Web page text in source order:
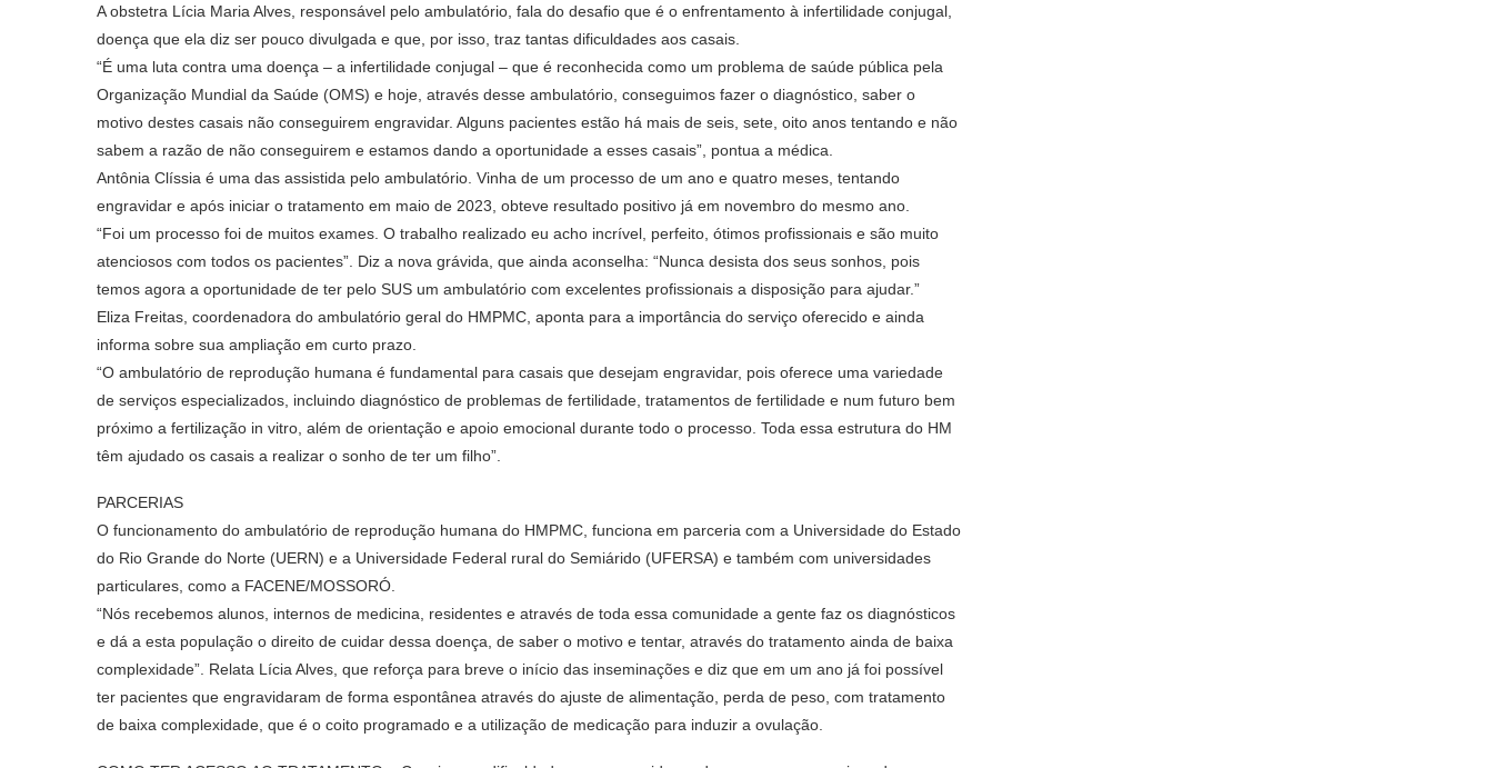
A obstetra Lícia Maria Alves, responsável pelo ambulatório, fala do desafio que é o enfrentamento à infertilidade conjugal,
doença que ela diz ser pouco divulgada e que, por isso, traz tantas dificuldades aos casais.
“É uma luta contra uma doença – a infertilidade conjugal – que é reconhecida como um problema de saúde pública pela
Organização Mundial da Saúde (OMS) e hoje, através desse ambulatório, conseguimos fazer o diagnóstico, saber o
motivo destes casais não conseguirem engravidar. Alguns pacientes estão há mais de seis, sete, oito anos tentando e não
sabem a razão de não conseguirem e estamos dando a oportunidade a esses casais”, pontua a médica.
Antônia Clíssia é uma das assistida pelo ambulatório. Vinha de um processo de um ano e quatro meses, tentando
engravidar e após iniciar o tratamento em maio de 2023, obteve resultado positivo já em novembro do mesmo ano.
“Foi um processo foi de muitos exames. O trabalho realizado eu acho incrível, perfeito, ótimos profissionais e são muito
atenciosos com todos os pacientes”. Diz a nova grávida, que ainda aconselha: “Nunca desista dos seus sonhos, pois
temos agora a oportunidade de ter pelo SUS um ambulatório com excelentes profissionais a disposição para ajudar.”
Eliza Freitas, coordenadora do ambulatório geral do HMPMC, aponta para a importância do serviço oferecido e ainda
informa sobre sua ampliação em curto prazo.
“O ambulatório de reprodução humana é fundamental para casais que desejam engravidar, pois oferece uma variedade
de serviços especializados, incluindo diagnóstico de problemas de fertilidade, tratamentos de fertilidade e num futuro bem
próximo a fertilização in vitro, além de orientação e apoio emocional durante todo o processo. Toda essa estrutura do HM
têm ajudado os casais a realizar o sonho de ter um filho”.
PARCERIAS
O funcionamento do ambulatório de reprodução humana do HMPMC, funciona em parceria com a Universidade do Estado
do Rio Grande do Norte (UERN) e a Universidade Federal rural do Semiárido (UFERSA) e também com universidades
particulares, como a FACENE/MOSSORÓ.
“Nós recebemos alunos, internos de medicina, residentes e através de toda essa comunidade a gente faz os diagnósticos
e dá a esta população o direito de cuidar dessa doença, de saber o motivo e tentar, através do tratamento ainda de baixa
complexidade”. Relata Lícia Alves, que reforça para breve o início das inseminações e diz que em um ano já foi possível
ter pacientes que engravidaram de forma espontânea através do ajuste de alimentação, perda de peso, com tratamento
de baixa complexidade, que é o coito programado e a utilização de medicação para induzir a ovulação.